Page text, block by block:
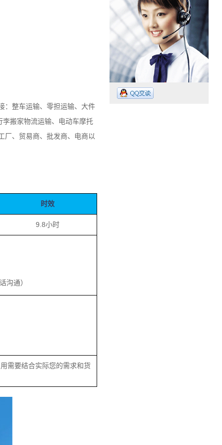
整车运输、零担运输、大件
搬家物流运输、电动车摩托
厂、贸易商、批发商、电商以
时效
9.8小时
沟通）
需要结合实际您的需求和货